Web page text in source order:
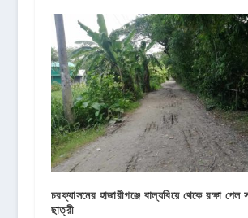
চরফ্যাসনের হাজারীগঞ্জে বাল্যবিয়ে থেকে রক্ষা
ছাত্রী